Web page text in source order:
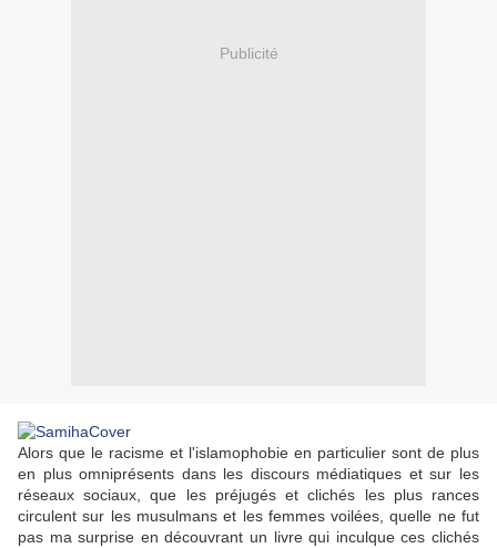
Publicité
Alors que le racisme et l'islamophobie en particulier sont de plus
en plus omniprésents dans les discours médiatiques et sur les
réseaux sociaux, que les préjugés et clichés les plus rances
circulent sur les musulmans et les femmes voilées, quelle ne fut
pas ma surprise en découvrant un livre qui inculque ces clichés